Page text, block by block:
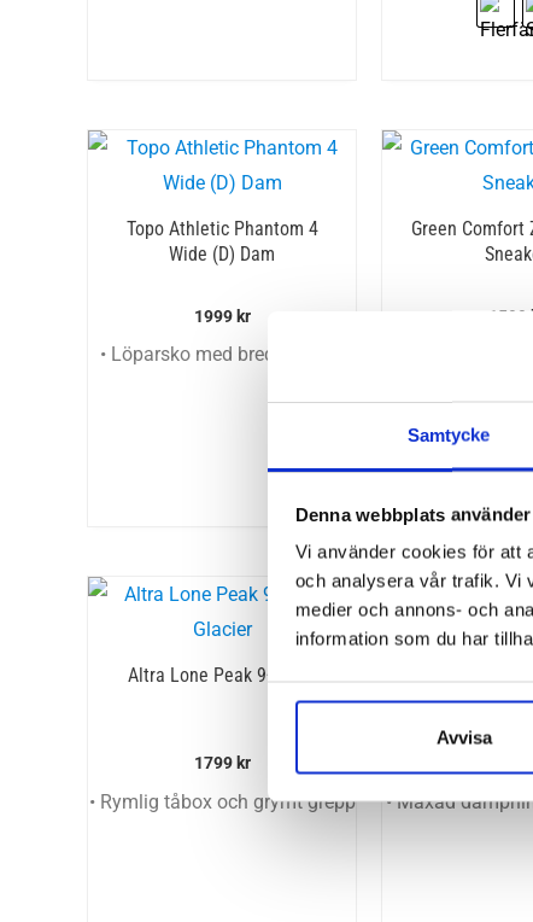
Samtycke
Denna webbplats
Vi använder cookies för att
och analysera vår trafik. Vi
medier och annons- och
information som du har
Avvisa
Topo Athletic Phantom 4
Wide (D) Dam
1999 kr
• Löparsko med bred framfot
Green Comfort
1599 kr
Altra Lone Peak 9+ Dam
1799kr
• Rymlig tåbox och grymt grepp
Wide
• Maxad